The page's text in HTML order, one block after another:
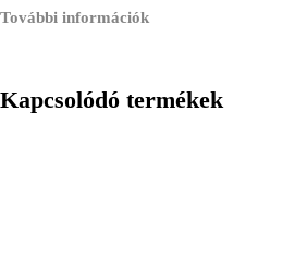
További információk
Kapcsolódó termékek